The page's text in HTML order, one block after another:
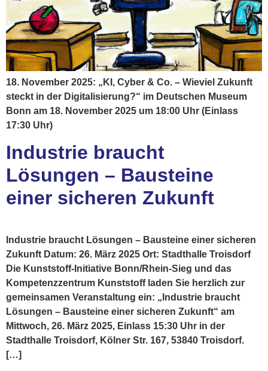
18. November 2025: „KI, Cyber & Co. – Wieviel Zukunft
steckt in der Digitalisierung?“ im Deutschen Museum
Bonn am 18. November 2025 um 18:00 Uhr (Einlass
17:30 Uhr)
Industrie braucht
Lösungen – Bausteine
einer sicheren Zukunft
Industrie braucht Lösungen – Bausteine einer sicheren
Zukunft Datum: 26. März 2025 Ort: Stadthalle Troisdorf
Die Kunststoff-Initiative Bonn/Rhein-Sieg und das
Kompetenzzentrum Kunststoff laden Sie herzlich zur
gemeinsamen Veranstaltung ein: „Industrie braucht
Lösungen – Bausteine einer sicheren Zukunft“ am
Mittwoch, 26. März 2025, Einlass 15:30 Uhr in der
Stadthalle Troisdorf, Kölner Str. 167, 53840 Troisdorf.
[…]